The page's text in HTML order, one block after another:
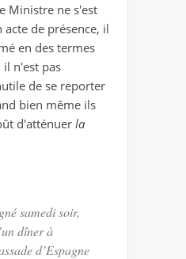
Ministre ne s'est
de présence, il
en des termes
n'est pas
de se reporter
bien même ils
d'atténuer la
samedi soir,
dîner à
d’Espagne